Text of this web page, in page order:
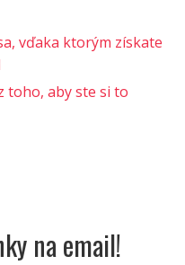
vďaka ktorým získate
toho, aby ste si to
na email!